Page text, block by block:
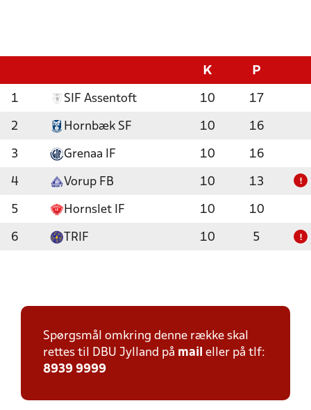
K P
1 SIF Assentoft 10 17
2 Hornbæk SF 10 16
3 Grenaa IF 10 16
4 Vorup FB 10 13 !
5 Hornslet IF 10 10
6 TRIF 10 5 !
Spørgsmål omkring denne række skal
rettes til DBU Jylland på mail eller på tlf:
8939 9999